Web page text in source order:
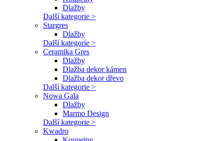
Dlažby
Další kategorie >
Stargres
Dlažby
Další kategorie >
Ceramika Gres
Dlažby
Dlažba dekor kámen
Dlažba dekor dřevo
Další kategorie >
Nowa Gala
Dlažby
Marmo Design
Další kategorie >
Kwadro